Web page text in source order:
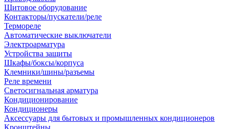
Щитовое оборудование
Контакторы/пускатели/реле
Термореле
Автоматические выключатели
Электроарматура
Устройства защиты
Шкафы/боксы/корпуса
Клемники/шины/разъемы
Реле времени
Светосигнальная арматура
Кондиционирование
Кондиционеры
Аксессуары для бытовых и промышленных кондиционеров
Кронштейны